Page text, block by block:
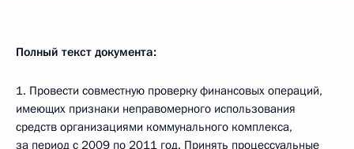
Полный текст документа:
1. Провести совместную проверку финансовых операций,
имеющих признаки неправомерного использования
средств организациями коммунального комплекса,
за период с 2009 по 2011 год. Принять процессуальные